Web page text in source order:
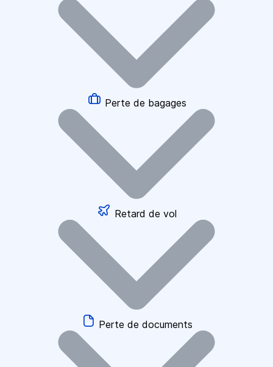
Perte de bagages
Retard de vol
Perte de documents